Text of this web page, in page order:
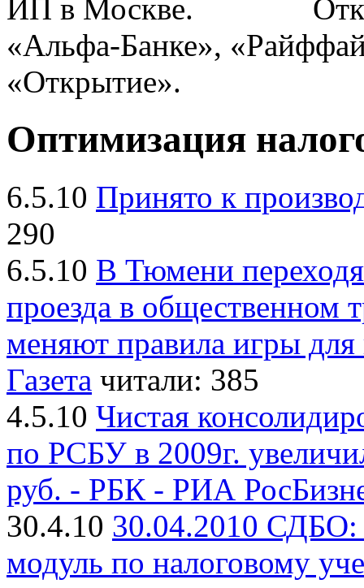
«Альфа-Банке»,
«Открытие».
Оптимизация
6.5.10 Принято к
290
6.5.10 В Тюмени
проезда в общественном
меняют правила игры для
Газета читали: 385
4.5.10 Чистая
по РСБУ в 2009г.
руб. - РБК - РИА
30.4.10 30.04.2010 СДБО:
модуль по налоговому